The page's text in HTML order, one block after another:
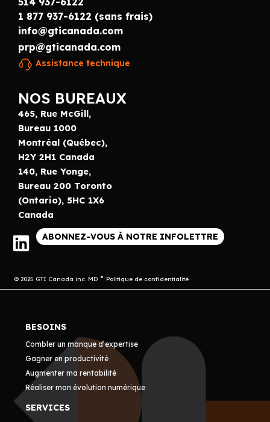
1 877 937-6122 (sans frais)
info@gticanada.com
prp@gticanada.com
Assistance technique
NOS BUREAUX
465, Rue McGill,
Bureau 1000
Montréal (Québec),
H2Y 2H1 Canada
140, Rue Yonge,
Bureau 200 Toronto
(Ontario), 5HC 1X6
Canada
ABONNEZ-VOUS À NOTRE INFOLETTRE
© 2025 GTI Canada inc. MD Politique de confidentialité
BESOINS
Combler un manque d’expertise
Gagner en productivité
Augmenter ma rentabilité
Réaliser mon évolution numérique
SERVICES